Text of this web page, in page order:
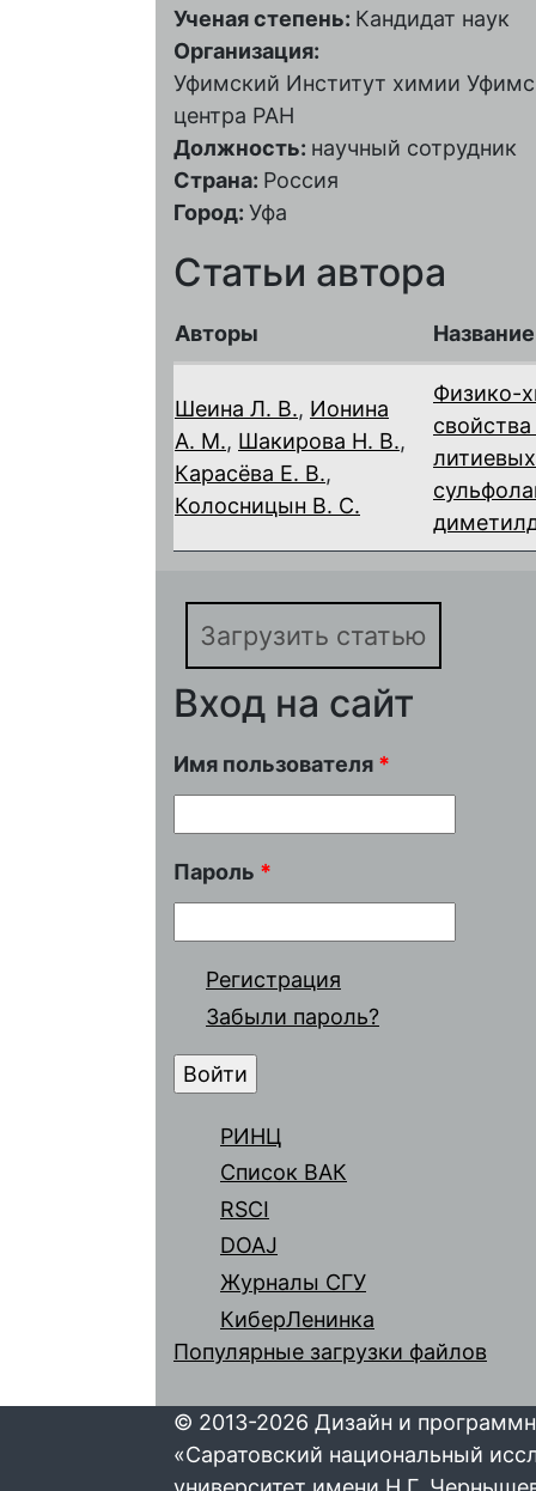
Ученая степень: Кандидат наук
Организация:
Уфимский Институт химии
центра РАН
Должность: научный сотрудник
Страна: Россия
Город: Уфа
Статьи автора
Авторы
Шеина Л. В., Ионина
А. М., Шакирова Н. В.,
Карасёва Е. В.,
Колосницын В. С.
Физико-
Загрузить статью
Вход на сайт
Имя пользователя *
Пароль *
Регистрация
Забыли пароль?
РИНЦ
Список ВАК
RSCI
DOAJ
Журналы СГУ
КиберЛенинка
Популярные загрузки файлов
© 2013-2026 Дизайн и
«Саратовский национальный